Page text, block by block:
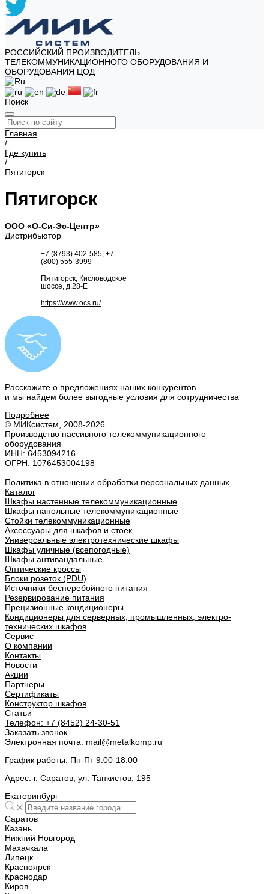
РОССИЙСКИЙ ПРОИЗВОДИТЕЛЬ
ТЕЛЕКОММУНИКАЦИОННОГО ОБОРУДОВАНИЯ И
ОБОРУДОВАНИЯ ЦОД
Поиск
Главная
/
Где купить
/
Пятигорск
Пятигорск
ООО «О-Си-Эс-Центр»
Дистрибьютор
+7 (8793) 402-585, +7
(800) 555-3999
Пятигорск, Кисловодское
шоссе, д.28-Е
https://www.ocs.ru/
Расскажите о предложениях наших конкурентов
и мы найдем более выгодные условия для сотрудничества
Подробнее
© МИКсистем, 2008-2026
Производство пассивного телекоммуникационного
оборудования
ИНН: 6453094216
ОГРН: 1076453004198
Политика в отношении обработки персональных данных
Каталог
Шкафы настенные телекоммуникационные
Шкафы напольные телекоммуникационные
Стойки телекоммуникационные
Аксессуары для шкафов и стоек
Универсальные электротехнические шкафы
Шкафы уличные (всепогодные)
Шкафы антивандальные
Оптические кроссы
Блоки розеток (PDU)
Источники бесперебойного питания
Резервирование питания
Прецизионные кондиционеры
Кондиционеры для серверных, промышленных, электро-
технических шкафов
Сервис
О компании
Контакты
Новости
Акции
Партнеры
Сертификаты
Конструктор шкафов
Статьи
Телефон: +7 (8452) 24-30-51
Заказать звонок
Электронная почта: mail@metalkomp.ru
График работы: Пн-Пт 9:00-18:00
Адрес: г. Саратов, ул. Танкистов, 195
Екатеринбург
Саратов
Казань
Нижний Новгород
Махачкала
Липецк
Красноярск
Краснодар
Киров